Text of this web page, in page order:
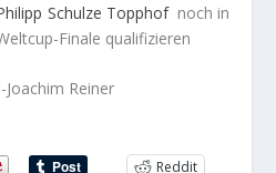
Schulze Topphofnoch in
Finale qualifizieren
Reiner
Reddit